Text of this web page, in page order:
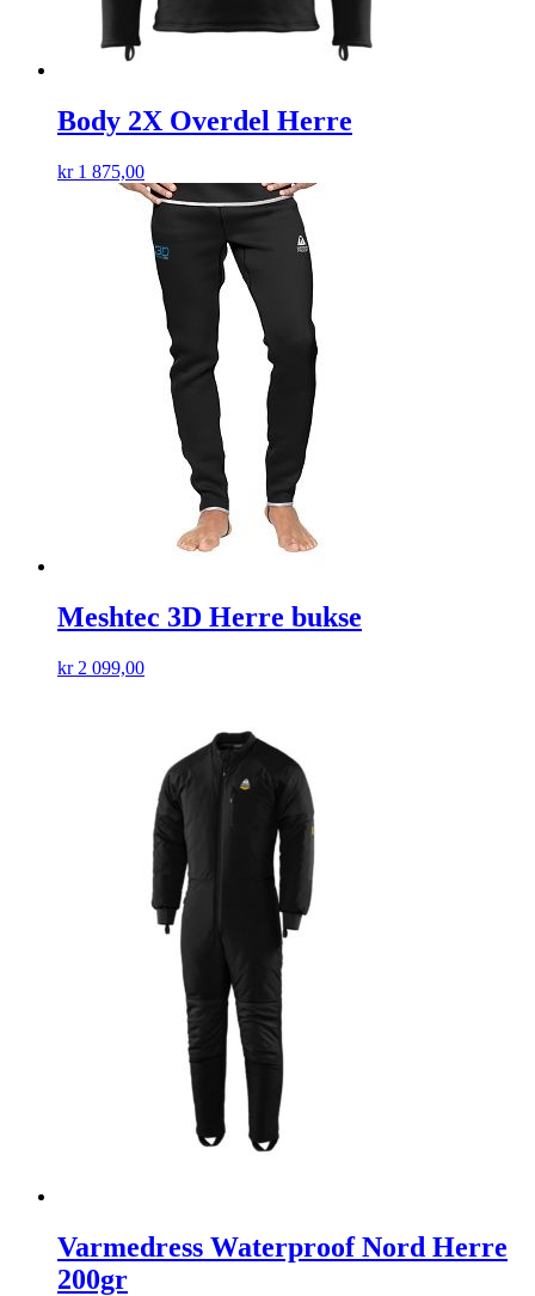
Body 2X Overdel Herre
kr1 875,00
Meshtec 3D Herre bukse
kr2 099,00
Varmedress Waterproof Nord Herre
200gr